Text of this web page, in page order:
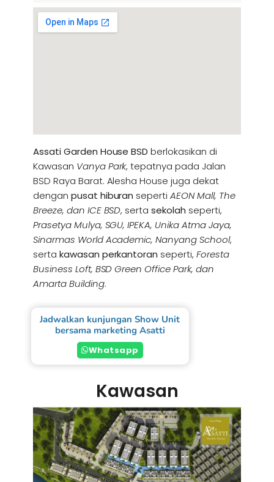
Assati Garden House BSDberlokasikan di
Kawasan Vanya Park, tepatnya pada Jalan
BSD Raya Barat. Alesha House juga dekat
dengan pusat hiburan sepertiAEON Mall, The
Breeze, dan ICE BSD, sertasekolah seperti,
Prasetya Mulya, SGU, IPEKA, Unika Atma Jaya,
Sinarmas World Academic, Nanyang School,
serta kawasan perkantoran seperti, Foresta
Business Loft, BSD Green Office Park, dan
Amarta Building.
Jadwalkan kunjungan Show Unit
bersama marketing Asatti
Whatsapp
Kawasan